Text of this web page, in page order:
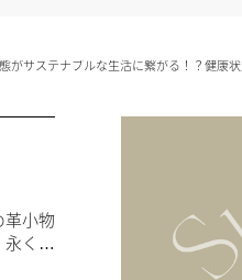
がサステナブルな生活に繋がる！？健康
革小物
永く愛